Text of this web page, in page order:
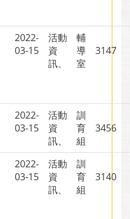
2022-
03-15
活動
資
訊、
輔
導
室
3147
2022-
03-15
活動
資
訊、
訓
育
組
3456
2022-
03-15
活動
資
訊、
訓
育
組
3140